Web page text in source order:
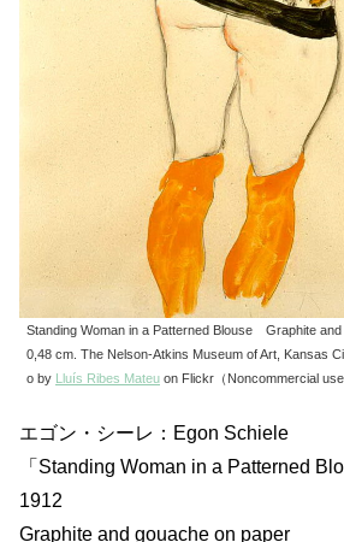
Standing Woman in a Patterned Blouse Graphite
0,48 cm. The Nelson-Atkins Museum of Art, Kansas
o by Lluís Ribes Mateu on Flickr（Noncommercial use
エゴン・シーレ：Egon Schiele
「Standing Woman in a Patterned
1912
Graphite and gouache on paper